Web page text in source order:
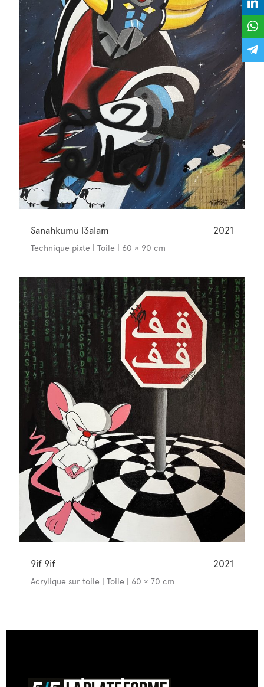
Sanahkumu l3alam 2021
Technique pixte | Toile | 60 × 90 cm
9if 9if 2021
Acrylique sur toile | Toile | 60 × 70 cm